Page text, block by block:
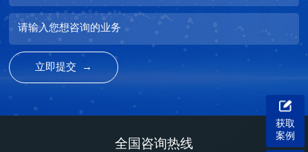
请输入您想咨询的业务
全国咨询热线
获取
案例